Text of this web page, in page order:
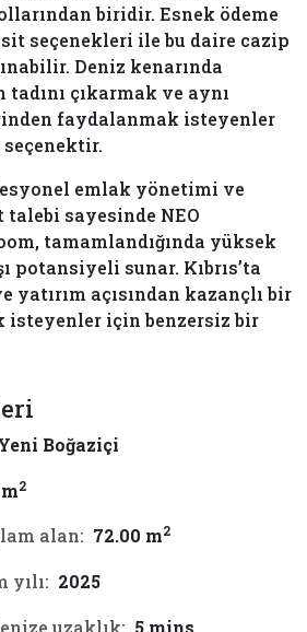
biridir. Esnek ödeme
seçenekleri ile bu daire cazip
Deniz kenarında
çıkarmak ve aynı
faydalanmak isteyenler
emlak yönetimi ve
sayesinde NEO
tamamlandığında yüksek
potansiyeli sunar. Kıbrıs’ta
yatırım açısından kazançlı bir
isteyenler için benzersiz bir
Boğaziçi
2
alan: 72.00 m2
yılı: 2025
uzaklık: 5 mins